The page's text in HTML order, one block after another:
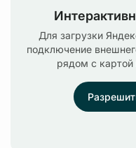
Для загрузки
подключение
рядом с картой